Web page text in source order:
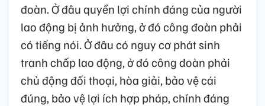
đoàn. Ở đâu quyền lợi chính đáng của người
lao động bị ảnh hưởng, ở đó công đoàn phải
có tiếng nói. Ở đâu có nguy cơ phát sinh
tranh chấp lao động, ở đó công đoàn phải
chủ động đối thoại, hòa giải, bảo vệ cái
đúng, bảo vệ lợi ích hợp pháp, chính đáng